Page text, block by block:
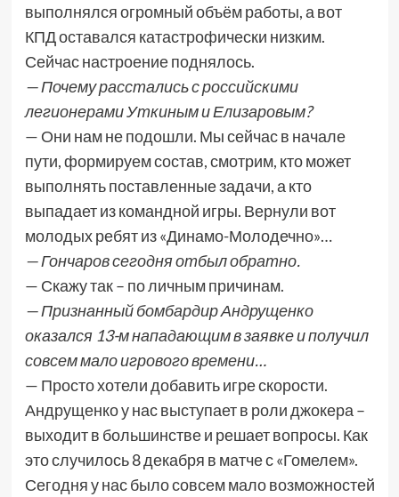
выполнялся огромный объём работы, а вот
КПД оставался катастрофически низким.
Сейчас настроение поднялось.
— Почему расстались с российскими
легионерами Уткиным и Елизаровым?
— Они нам не подошли. Мы сейчас в начале
пути, формируем состав, смотрим, кто может
выполнять поставленные задачи, а кто
выпадает из командной игры. Вернули вот
молодых ребят из «Динамо-Молодечно»…
— Гончаров сегодня отбыл обратно.
— Скажу так – по личным причинам.
— Признанный бомбардир Андрущенко
оказался 13-м нападающим в заявке и получил
совсем мало игрового времени…
— Просто хотели добавить игре скорости.
Андрущенко у нас выступает в роли джокера –
выходит в большинстве и решает вопросы. Как
это случилось 8 декабря в матче с «Гомелем».
Сегодня у нас было совсем мало возможностей